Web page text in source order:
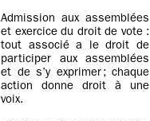
Admission aux assemblées
et exercice du droit de vote :
tout associé a le droit de
participer aux assemblées
et de s’y exprimer ; chaque
action donne droit à une
voix.